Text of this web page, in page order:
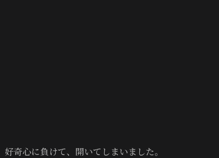
好奇心に負けて、開いてしまいました。